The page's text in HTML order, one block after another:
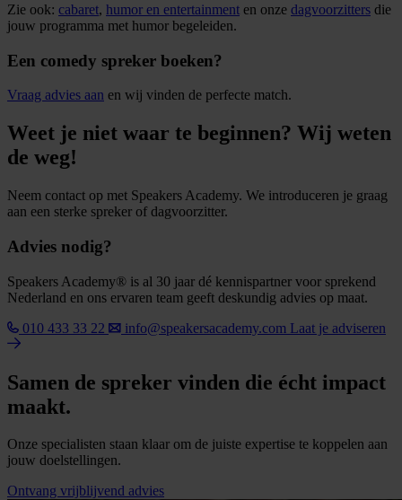
Zie ook: cabaret, humor en entertainment en onze dagvoorzitters die
jouw programma met humor begeleiden.
Een comedy spreker boeken?
Vraag advies aan en wij vinden de perfecte match.
Weet je niet waar te beginnen? Wij weten
de weg!
Neem contact op met Speakers Academy. We introduceren je graag
aan een sterke spreker of dagvoorzitter.
Advies nodig?
Speakers Academy® is al 30 jaar dé kennispartner voor sprekend
Nederland en ons ervaren team geeft deskundig advies op maat.
010 433 33 22
info@speakersacademy.com Laat je adviseren
Samen de spreker vinden die écht impact
maakt.
Onze specialisten staan klaar om de juiste expertise te koppelen aan
jouw doelstellingen.
Ontvang vrijblijvend advies